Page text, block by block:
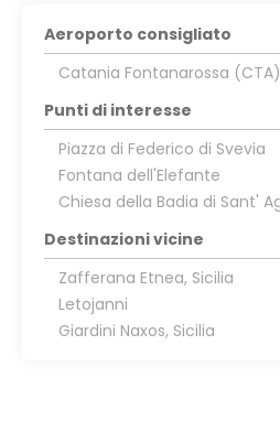
Aeroporto consigliato
Catania Fontanarossa (CTA)
Punti di interesse
Piazza di Federico di Svevia
Fontana dell'Elefante
Chiesa della Badia di Sant'
Destinazioni vicine
Zafferana Etnea, Sicilia
Letojanni
Giardini Naxos, Sicilia